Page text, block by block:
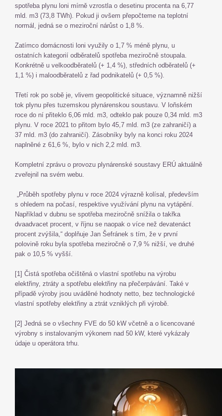
spotřeba plynu loni mírně vzrostla o desetinu procenta na 6,77
mld. m3 (73,8 TWh). Pokud ji ovšem přepočteme na teplotní
normál, jedná se o meziroční nárůst o 1,8 %.
Zatímco domácnosti loni využily o 1,7 % méně plynu, u
ostatních kategorií odběratelů spotřeba meziročně stoupala.
Konkrétně u velkoodběratelů (+ 1,4 %), středních odběratelů (+
1,1 %) i maloodběratelů z řad podnikatelů (+ 0,5 %).
Třetí rok po sobě je, vlivem geopolitické situace, významně nižší
tok plynu přes tuzemskou plynárenskou soustavu. V loňském
roce do ní přiteklo 6,06 mld. m3, odteklo pak pouze 0,34 mld. m3
plynu. V roce 2021 to přitom bylo 45,7 mld. m3 (ze zahraničí) a
37 mld. m3 (do zahraničí). Zásobníky byly na konci roku 2024
naplněné z 61,6 %, bylo v nich 2,2 mld. m3.
Kompletní zprávu o provozu plynárenské soustavy ERÚ aktuálně
zveřejnil na svém webu.
„Průběh spotřeby plynu v roce 2024 výrazně kolísal, především
s ohledem na počasí, respektive využívání plynu na vytápění.
Například v dubnu se spotřeba meziročně snížila o takřka
dvaadvacet procent, v říjnu se naopak o více než devatenáct
procent zvýšila,“ doplňuje Jan Šefránek s tím, že v první
polovině roku byla spotřeba meziročně o 7,9 % nižší, ve druhé
pak o 10,5 % vyšší.
[1] Čistá spotřeba očištěná o vlastní spotřebu na výrobu
elektřiny, ztráty a spotřebu elektřiny na přečerpávání. Také v
případě výroby jsou uváděné hodnoty netto, bez technologické
vlastní spotřeby elektřiny a ztrát vzniklých při výrobě.
[2] Jedná se o všechny FVE do 50 kW včetně a o licencované
výrobny s instalovaným výkonem nad 50 kW, které vykázaly
údaje u operátora trhu.